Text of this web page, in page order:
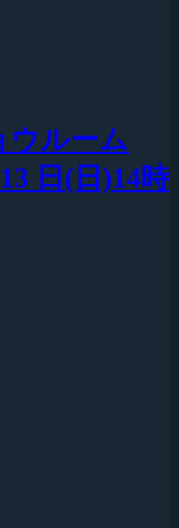
ウルーム
日(日)14時